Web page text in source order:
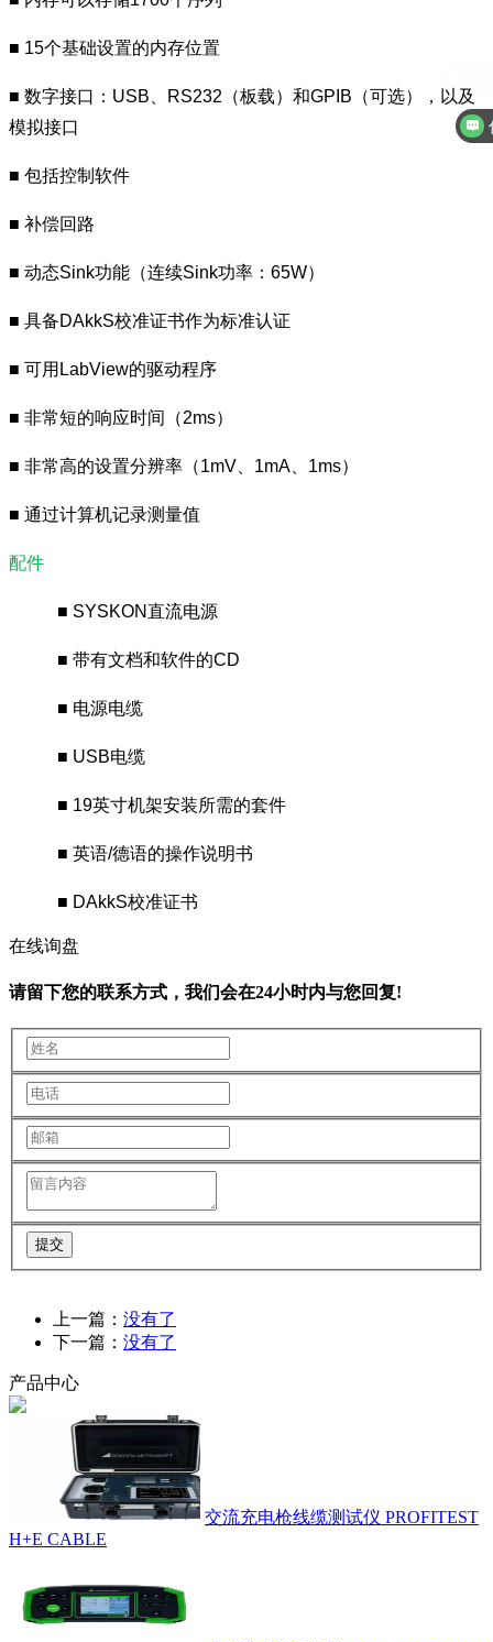
■ 15个基础设置的内存位置
■ 数字接口：USB、RS232（板载）和GPIB（可选），以及
模拟接口
■ 包括控制软件
■ 补偿回路
■ 动态Sink功能（连续Sink功率：65W）
■ 具备DAkkS校准证书作为标准认证
■ 可用LabView的驱动程序
■ 非常短的响应时间（2ms）
■ 非常高的设置分辨率（1mV、1mA、1ms）
■ 通过计算机记录测量值
配件
■ SYSKON直流电源
■ 带有文档和软件的CD
■ 电源电缆
■ USB电缆
■ 19英寸机架安装所需的套件
■ 英语/德语的操作说明书
■ DAkkS校准证书
在线询盘
请留下您的联系方式，我们会在24小时内与您回复!
提交
上一篇： 没有了
下一篇： 没有了
产品中心
交流充电枪线缆测试仪 PROFITEST
H+E CABLE